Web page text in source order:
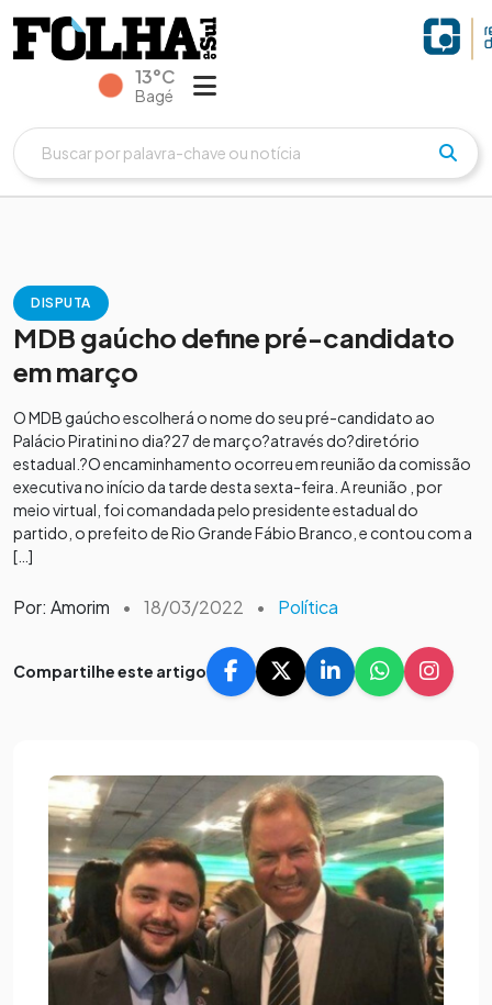
13°C
Bagé
DISPUTA
MDB gaúcho define pré-candidato
em março
O MDB gaúcho escolherá o nome do seu pré-candidato ao
Palácio Piratini no dia?27 de março?através do?diretório
estadual.?O encaminhamento ocorreu em reunião da comissão
executiva no início da tarde desta sexta-feira. A reunião , por
meio virtual, foi comandada pelo presidente estadual do
partido, o prefeito de Rio Grande Fábio Branco, e contou com a
[…]
Por: Amorim • 18/03/2022 • Política
Compartilhe este artigo